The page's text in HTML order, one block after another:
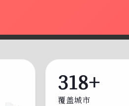
318+
覆盖城市